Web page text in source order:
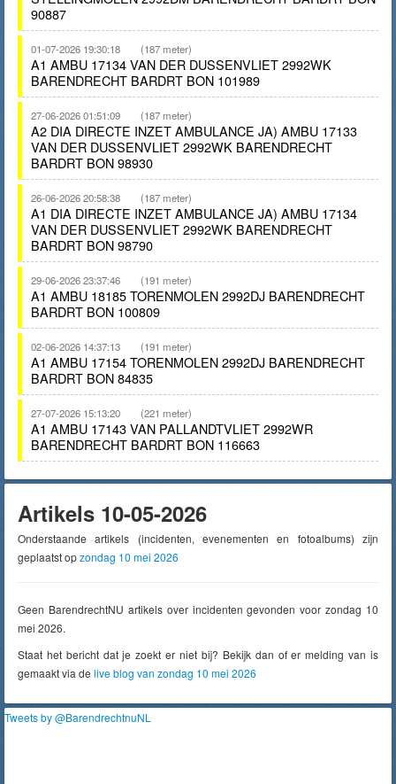
90887
01-07-2026 19:30:18 (187 meter)
A1 AMBU 17134 VAN DER DUSSENVLIET 2992WK
BARENDRECHT BARDRT BON 101989
27-06-2026 01:51:09 (187 meter)
A2 DIA DIRECTE INZET AMBULANCE JA) AMBU 17133
VAN DER DUSSENVLIET 2992WK BARENDRECHT
BARDRT BON 98930
26-06-2026 20:58:38 (187 meter)
A1 DIA DIRECTE INZET AMBULANCE JA) AMBU 17134
VAN DER DUSSENVLIET 2992WK BARENDRECHT
BARDRT BON 98790
29-06-2026 23:37:46 (191 meter)
A1 AMBU 18185 TORENMOLEN 2992DJ BARENDRECHT
BARDRT BON 100809
02-06-2026 14:37:13 (191 meter)
A1 AMBU 17154 TORENMOLEN 2992DJ BARENDRECHT
BARDRT BON 84835
27-07-2026 15:13:20 (221 meter)
A1 AMBU 17143 VAN PALLANDTVLIET 2992WR
BARENDRECHT BARDRT BON 116663
Artikels 10-05-2026
Onderstaande artikels (incidenten, evenementen en fotoalbums) zijn
geplaatst opzondag 10 mei 2026
Geen BarendrechtNU artikels over incidenten gevonden voor zondag 10
mei 2026.
Staat het bericht dat je zoekt er niet bij? Bekijk dan of er melding van is
gemaakt via de live blog van zondag 10 mei 2026
Tweets by @BarendrechtnuNL